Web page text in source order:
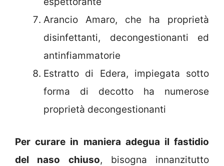
Arancio Amaro, che ha proprietà
disinfettanti, decongestionanti ed
antinfiammatorie
Estratto di Edera, impiegata sotto
forma di decotto ha numerose
proprietà decongestionanti
Per curare in maniera adegua il fastidio
del naso chiuso, bisogna innanzitutto